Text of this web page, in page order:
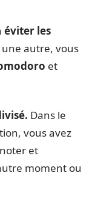
éviter les
autre, vous
et
Dans le
vous avez
et
moment ou